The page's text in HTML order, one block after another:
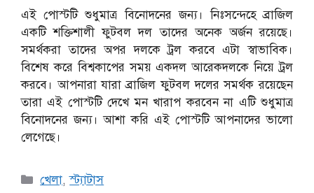
এই পোস্টটি শুধুমাত্র বিনোদনের জন্য। নিঃসন্দেহে ব্রাজিল
একটি শক্তিশালী ফুটবল দল তাদের অনেক অর্জন রয়েছে।
সমর্থকরা তাদের অপর দলকে ট্রল করবে এটা স্বাভাবিক।
বিশেষ করে বিশ্বকাপের সময় একদল আরেকদলকে নিয়ে ট্রল
করবে। আপনারা যারা ব্রাজিল ফুটবল দলের সমর্থক রয়েছেন
তারা এই পোস্টটি দেখে মন খারাপ করবেন না এটি শুধুমাত্র
বিনোদনের জন্য। আশা করি এই পোস্টটি আপনাদের ভালো
লেগেছে।
Categories
খেলা,স্ট্যাটাস